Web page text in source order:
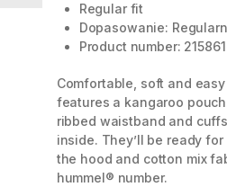
Regular fit
Dopasowanie:
Product number:
Comfortable, soft and easy
features a kangaroo
ribbed waistband and
inside. They’ll be ready
the hood and cotton mix
hummel® number.